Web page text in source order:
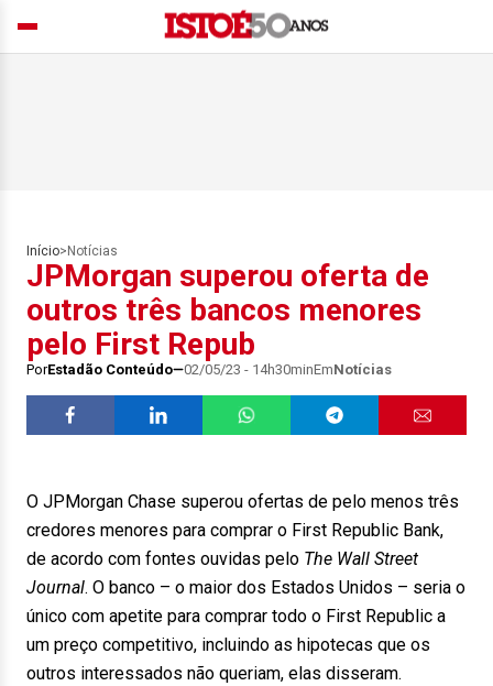
Início> Notícias
JPMorgan superou oferta de
outros três bancos menores
pelo First Repub
PorEstadão Conteúdo 02/05/23 - 14h30minEmNotícias
O JPMorgan Chase superou ofertas de pelo menos três
credores menores para comprar o First Republic Bank,
de acordo com fontes ouvidas pelo The Wall Street
Journal. O banco – o maior dos Estados Unidos – seria o
único com apetite para comprar todo o First Republic a
um preço competitivo, incluindo as hipotecas que os
outros interessados não queriam, elas disseram.